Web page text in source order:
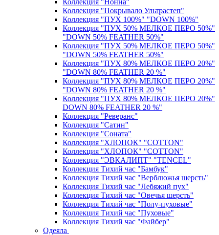
Коллекция "Нонна"
Коллекция "Покрывало Ультрастеп"
Коллекция "ПУХ 100%" "DOWN 100%"
Коллекция "ПУХ 50% МЕЛКОЕ ПЕРО 50%"
"DOWN 50% FEATHER 50%"
Коллекция "ПУХ 50% МЕЛКОЕ ПЕРО 50%"
"DOWN 50% FEATHER 50%"
Коллекция "ПУХ 80% МЕЛКОЕ ПЕРО 20%"
"DOWN 80% FEATHER 20 %"
Коллекция "ПУХ 80% МЕЛКОЕ ПЕРО 20%"
"DOWN 80% FEATHER 20 %"
Коллекция "ПУХ 80% МЕЛКОЕ ПЕРО 20%"
DOWN 80% FEATHER 20 %"
Коллекция "Реверанс"
Коллекция "Сатин"
Коллекция "Соната"
Коллекция "ХЛОПОК" "COTTON"
Коллекция "ХЛОПОК" "COTTON"
Коллекция "ЭВКАЛИПТ" "TENCEL"
Коллекция Тихий час "Бамбук"
Коллекция Тихий час "Верблюжья шерсть"
Коллекция Тихий час "Лебяжий пух"
Коллекция Тихий час "Овечья шерсть"
Коллекция Тихий час "Полу-пуховые"
Коллекция Тихий час "Пуховые"
Коллекция Тихий час "Файбер"
Одеяла